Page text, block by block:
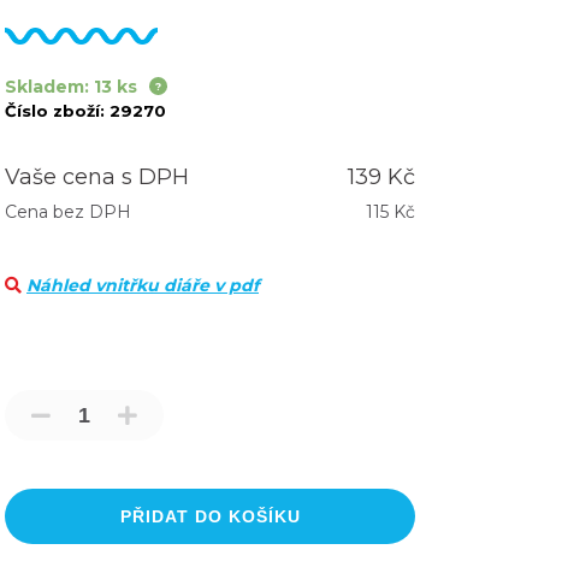
Skladem: 13 ks
Číslo zboží: 29270
Vaše cena s DPH 139 Kč
Cena bez DPH 115 Kč
Náhled vnitřku diáře v pdf
PŘIDAT DO KOŠÍKU